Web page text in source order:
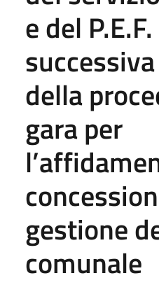
e del
della
gara per
gestione
comunale